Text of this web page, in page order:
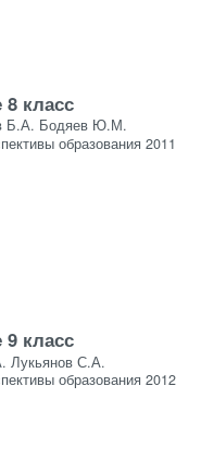
8 класс
Б.А. Бодяев Ю.М.
образования 2011
9 класс
Лукьянов С.А.
образования 2012